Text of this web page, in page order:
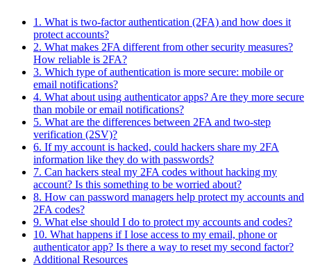
1. What is two-factor authentication (2FA) and how does it
protect accounts?
2. What makes 2FA different from other security measures?
How reliable is 2FA?
3. Which type of authentication is more secure: mobile or
email notifications?
4. What about using authenticator apps? Are they more secure
than mobile or email notifications?
5. What are the differences between 2FA and two-step
verification (2SV)?
6. If my account is hacked, could hackers share my 2FA
information like they do with passwords?
7. Can hackers steal my 2FA codes without hacking my
account? Is this something to be worried about?
8. How can password managers help protect my accounts and
2FA codes?
9. What else should I do to protect my accounts and codes?
10. What happens if I lose access to my email, phone or
authenticator app? Is there a way to reset my second factor?
Additional Resources